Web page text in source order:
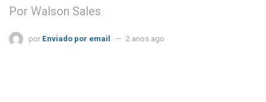
Por Walson Sales
por Enviado por email 2 anos ago